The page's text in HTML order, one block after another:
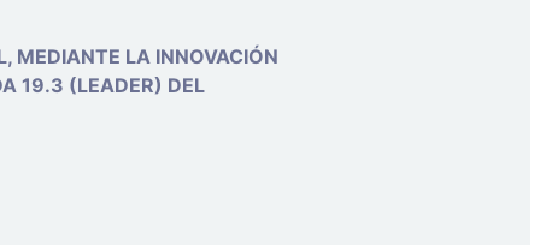
MEDIANTE LA INNOVACIÓN
19.3 (LEADER) DEL